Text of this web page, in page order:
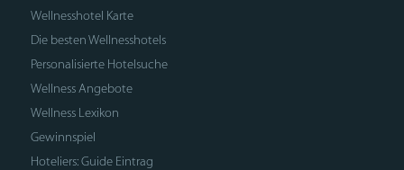
Wellnesshotel Karte
Die besten Wellnesshotels
Personalisierte Hotelsuche
Wellness Angebote
Wellness Lexikon
Gewinnspiel
Hoteliers: Guide Eintrag